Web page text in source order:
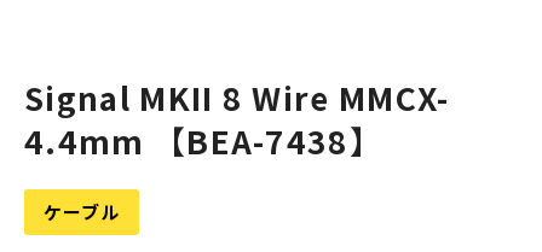
Signal MKII 8 Wire MMCX-
4.4mm 【BEA-7438】
ケーブル